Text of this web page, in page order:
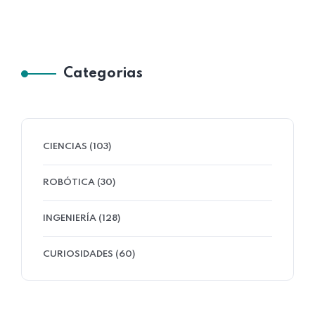
Categorias
CIENCIAS (103)
ROBÓTICA (30)
INGENIERÍA (128)
CURIOSIDADES (60)